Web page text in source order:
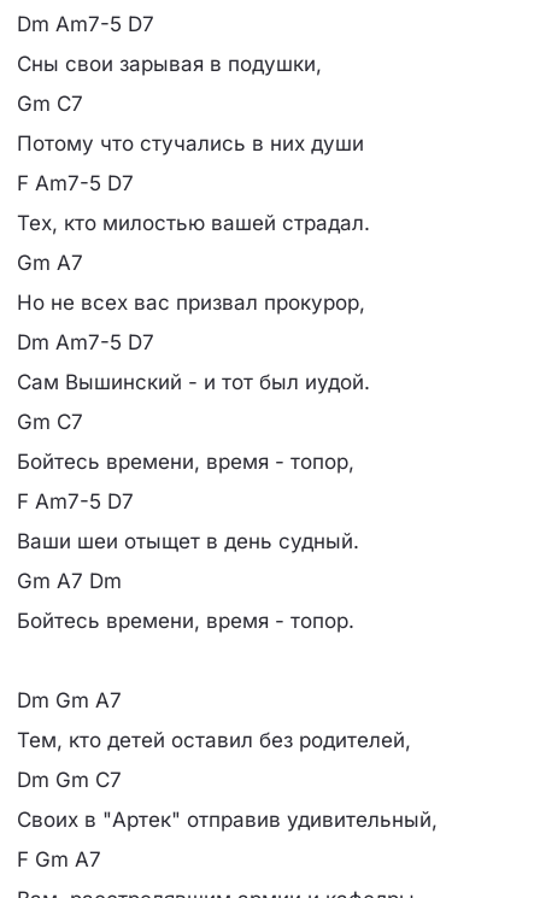
Dm Am7-5 D7
Сны свои зарывая в подушки,
Gm C7
Потому что стучались в них души
F Am7-5 D7
Тех, кто милостью вашей страдал.
Gm A7
Но не всех вас призвал прокурор,
Dm Am7-5 D7
Сам Вышинский - и тот был иудой.
Gm C7
Бойтесь времени, время - топор,
F Am7-5 D7
Ваши шеи отыщет в день судный.
Gm A7 Dm
Бойтесь времени, время - топор.
Dm Gm A7
Тем, кто детей оставил без родителей,
Dm Gm C7
Своих в "Артек" отправив удивительный,
F Gm A7